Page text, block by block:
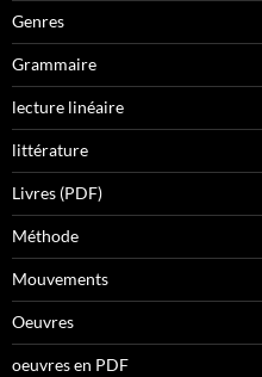
Genres
Grammaire
lecture linéaire
littérature
Livres (PDF)
Méthode
Mouvements
Oeuvres
oeuvres en PDF